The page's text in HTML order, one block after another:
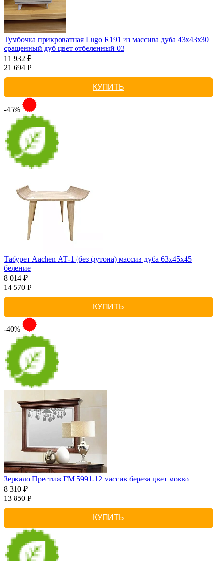
Тумбочка прикроватная Lugo R191 из массива дуба 43х43х30
сращенный дуб цвет отбеленный 03
11 932 ₽
21 694 Р
КУПИТЬ
-45%
Табурет Aachen АТ-1 (без футона) массив дуба 63х45х45
беление
8 014 ₽
14 570 Р
КУПИТЬ
-40%
Зеркало Престиж ГМ 5991-12 массив береза цвет мокко
8 310 ₽
13 850 Р
КУПИТЬ